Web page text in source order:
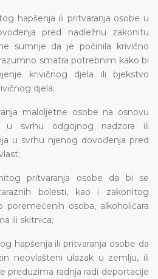
hapšenja ili pritvaranja osobe u
pred nadležnu zakonitu
sumnje da je počinila krivično
smatra potrebnim kako bi
krivičnog djela ili bjekstvo
djela;
maloljetne osobe na osnovu
u svrhu odgojnog nadzora ili
u svrhu njenog dovođenja pred
pritvaranja osobe da bi se
bolesti, kao i zakonitog
poremećenih osoba, alkoholičara
ili skitnica;
hapšenja ili pritvaranja osobe da
neovlašteni ulazak u zemlju, ili
preduzima radnja radi deportacije